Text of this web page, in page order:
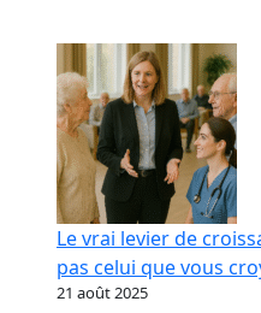
Le vrai levier de
pas celui que vous
21 août 2025